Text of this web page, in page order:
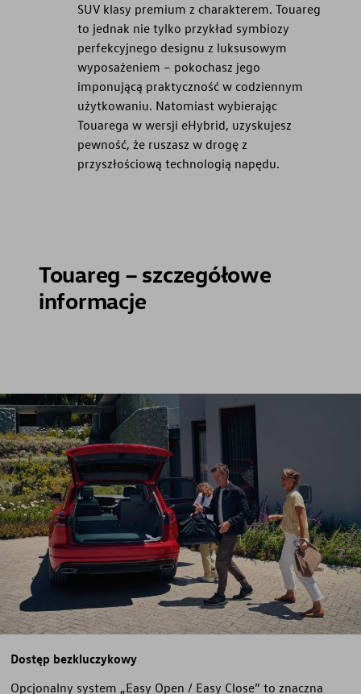
SUV klasy premium z charakterem. Touareg
to jednak nie tylko przykład symbiozy
perfekcyjnego designu z luksusowym
wyposażeniem – pokochasz jego
imponującą praktyczność w codziennym
użytkowaniu. Natomiast wybierając
Touarega w wersji eHybrid, uzyskujesz
pewność, że ruszasz w drogę z
przyszłościową technologią napędu.
Touareg – szczegółowe
informacje
Dostęp bezkluczykowy
Opcjonalny system „Easy Open / Easy Close” to znaczna